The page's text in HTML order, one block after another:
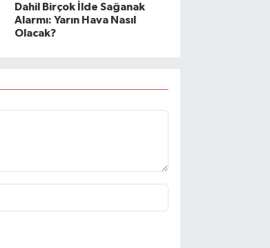
Dahil Birçok İlde Sağanak
Alarmı: Yarın Hava Nasıl
Olacak?